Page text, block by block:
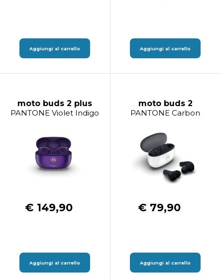
Aggiungi al carrello Aggiungi al carrello
moto buds 2 plus
PANTONE Violet Indigo
€ 149,90
Aggiungi al carrello
moto buds 2
PANTONE Carbon
€ 79,90
Aggiungi al carrello